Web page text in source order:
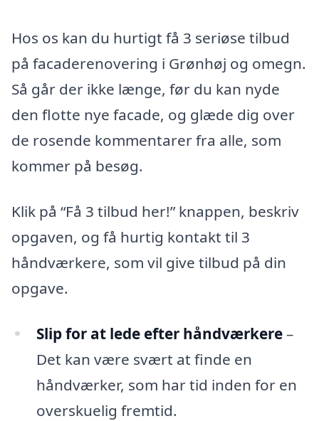
Hos os kan du hurtigt få 3 seriøse tilbud
på facaderenovering i Grønhøj og omegn.
Så går der ikke længe, før du kan nyde
den flotte nye facade, og glæde dig over
de rosende kommentarer fra alle, som
kommer på besøg.
Klik på “Få 3 tilbud her!” knappen, beskriv
opgaven, og få hurtig kontakt til 3
håndværkere, som vil give tilbud på din
opgave.
Slip for at lede efter håndværkere–
Det kan være svært at finde en
håndværker, som har tid inden for en
overskuelig fremtid.